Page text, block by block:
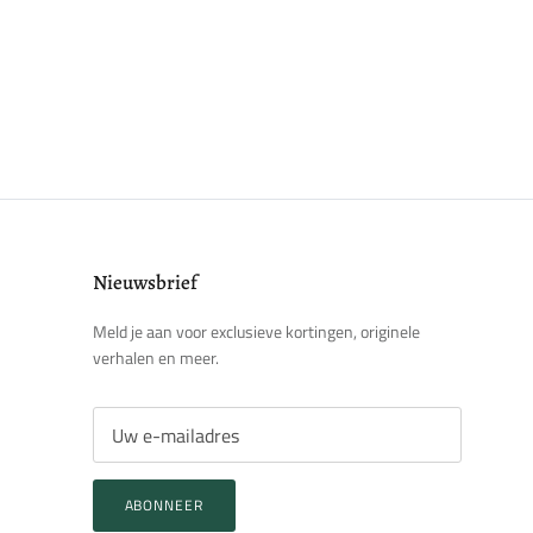
Nieuwsbrief
Meld je aan voor exclusieve kortingen, originele
verhalen en meer.
ABONNEER